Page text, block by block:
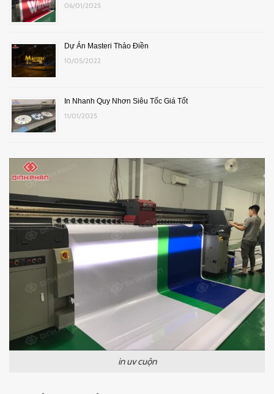
06/01/2025
Dự Án Masteri Thảo Điền
10/05/2022
In Nhanh Quy Nhơn Siêu Tốc Giá Tốt
11/01/2025
in uv cuộn